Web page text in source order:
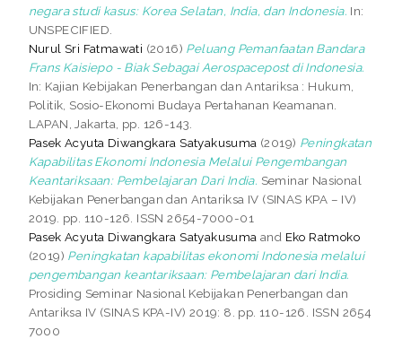
negara studi kasus: Korea Selatan, India, dan Indonesia. In:
UNSPECIFIED.
Nurul Sri Fatmawati (2016) Peluang Pemanfaatan Bandara
Frans Kaisiepo - Biak Sebagai Aerospacepost di Indonesia.
In: Kajian Kebijakan Penerbangan dan Antariksa : Hukum,
Politik, Sosio-Ekonomi Budaya Pertahanan Keamanan.
LAPAN, Jakarta, pp. 126-143.
Pasek Acyuta Diwangkara Satyakusuma (2019) Peningkatan
Kapabilitas Ekonomi Indonesia Melalui Pengembangan
Keantariksaan: Pembelajaran Dari India. Seminar Nasional
Kebijakan Penerbangan dan Antariksa IV (SINAS KPA – IV)
2019. pp. 110-126. ISSN 2654-7000-01
Pasek Acyuta Diwangkara Satyakusuma and Eko Ratmoko
(2019) Peningkatan kapabilitas ekonomi Indonesia melalui
pengembangan keantariksaan: Pembelajaran dari India.
Prosiding Seminar Nasional Kebijakan Penerbangan dan
Antariksa IV (SINAS KPA-IV) 2019: 8. pp. 110-126. ISSN 2654
7000